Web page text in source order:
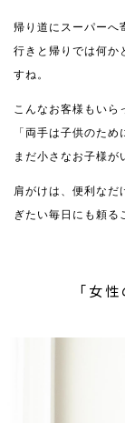
帰り道にスーパーへ
行きと帰りでは何か
すね。
こんなお客様もいら
「両手は子供のため
まだ小さなお子様が
肩がけは、便利なだ
ぎたい毎日にも頼る
「女